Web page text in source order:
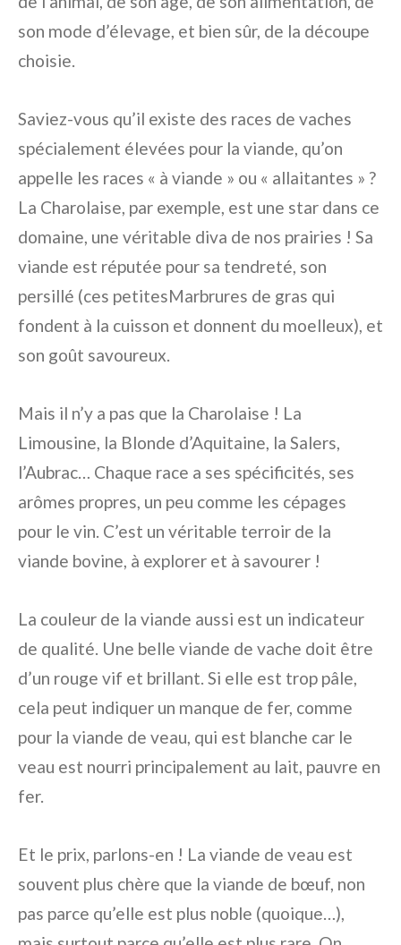
son mode d’élevage, et bien sûr, de la découpe
choisie.
Saviez-vous qu’il existe des races de vaches
spécialement élevées pour la viande, qu’on
appelle les races « à viande » ou « allaitantes » ?
La Charolaise, par exemple, est une star dans ce
domaine, une véritable diva de nos prairies ! Sa
viande est réputée pour sa tendreté, son
persillé (ces petitesMarbrures de gras qui
fondent à la cuisson et donnent du moelleux), et
son goût savoureux.
Mais il n’y a pas que la Charolaise ! La
Limousine, la Blonde d’Aquitaine, la Salers,
l’Aubrac… Chaque race a ses spécificités, ses
arômes propres, un peu comme les cépages
pour le vin. C’est un véritable terroir de la
viande bovine, à explorer et à savourer !
La couleur de la viande aussi est un indicateur
de qualité. Une belle viande de vache doit être
d’un rouge vif et brillant. Si elle est trop pâle,
cela peut indiquer un manque de fer, comme
pour la viande de veau, qui est blanche car le
veau est nourri principalement au lait, pauvre en
fer.
Et le prix, parlons-en ! La viande de veau est
souvent plus chère que la viande de bœuf, non
pas parce qu’elle est plus noble (quoique…),